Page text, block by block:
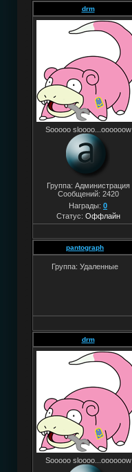
drm
Sooooo sloooo...oooooow
Группа: Администрация
Сообщений: 2420
Награды: 0
Статус: Оффлайн
pantograph
Группа: Удаленные
drm
Sooooo sloooo...oooooow